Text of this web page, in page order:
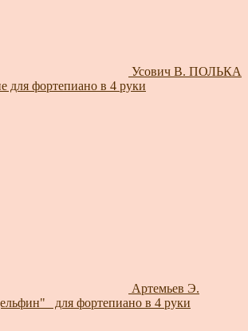
Усович В. ПОЛЬКА
для фортепиано в 4 руки
Артемьев Э.
для фортепиано в 4 руки